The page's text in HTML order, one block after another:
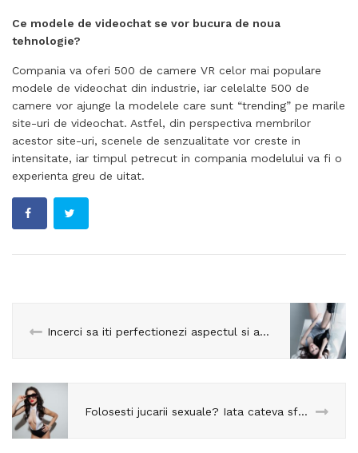
Ce modele de videochat se vor bucura de noua
tehnologie?
Compania va oferi 500 de camere VR celor mai populare
modele de videochat din industrie, iar celelalte 500 de
camere vor ajunge la modelele care sunt “trending” pe marile
site-uri de videochat. Astfel, din perspectiva membrilor
acestor site-uri, scenele de senzualitate vor creste in
intensitate, iar timpul petrecut in compania modelului va fi o
experienta greu de uitat.
Incerci sa iti perfectionezi aspectul si atitudinea? Iata cum trebuie sa arate si sa se comporte modelele de videochat de succes!
Folosesti jucarii sexuale? Iata cateva sfaturi despre cum sa te bucuri mai mult de performantele bateriilor!